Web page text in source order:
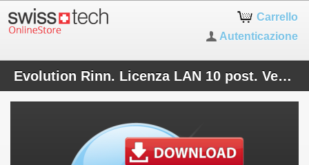
Carrello
Autenticazione
Evolution Rinn. Licenza LAN 10 post. Ver. Download